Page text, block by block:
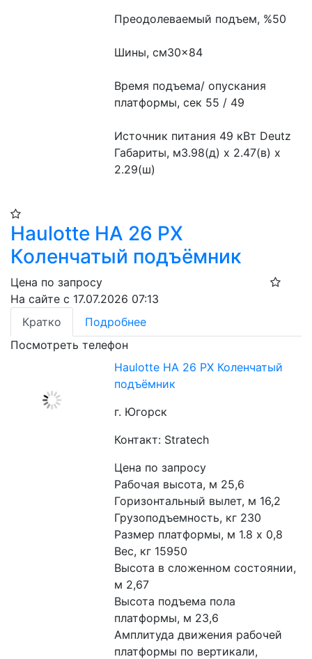
Преодолеваемый подъем, %50
Шины, см30×84
Время подъема/ опускания
платформы, сек 55 / 49
Источник питания 49 кВт Deutz
Габариты, м3.98(д) х 2.47(в) х
2.29(ш)
Haulotte HA 26 PX
Коленчатый подъёмник
Цена по запросу
На сайте с 17.07.2026 07:13
Кратко
Подробнее
Посмотреть телефон
Haulotte HA 26 PX Коленчатый
подъёмник
г. Югорск
Контакт: Stratech
Цена по запросу
Рабочая высота, м 25,6
Горизонтальный вылет, м 16,2
Грузоподъемность, кг 230
Размер платформы, м 1.8 х 0,8
Вес, кг 15950
Высота в сложенном состоянии,
м 2,67
Высота подъема пола
платформы, м 23,6
Амплитуда движения рабочей
платформы по вертикали,